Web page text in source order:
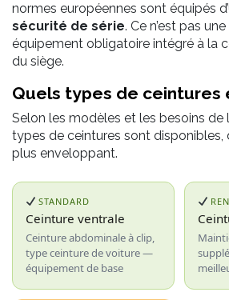
normes européennes sont équipés
sécurité de série. Ce n’est pas
équipement obligatoire intégré à la
du siège.
Quels types de ceintures
Selon les modèles et les besoins de
types de ceintures sont disponibles,
plus enveloppant.
STANDARD
Ceinture ventrale
Ceinture abdominale à clip,
type ceinture de voiture —
équipement de base